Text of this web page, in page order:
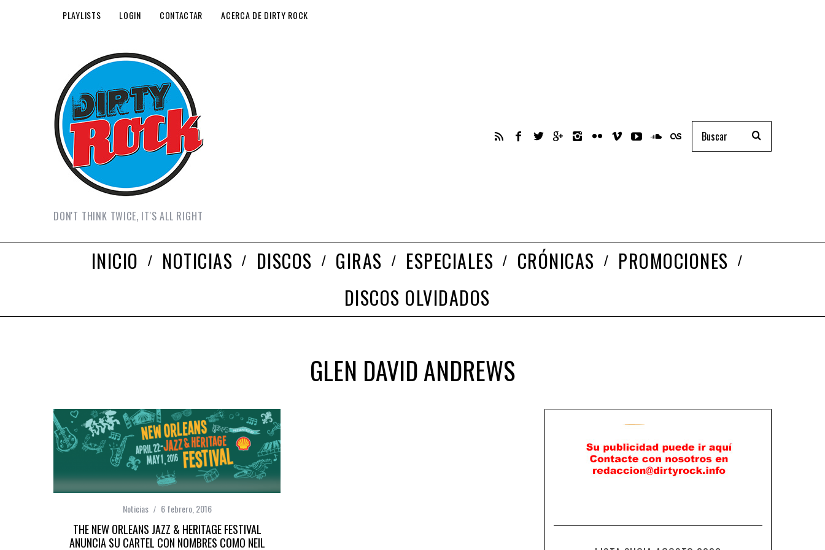
PLAYLISTS LOGIN CONTACTAR ACERCA DE DIRTY ROCK
DON'T THINK TWICE, IT'S ALL RIGHT
INICIO NOTICIAS DISCOS GIRAS ESPECIALES CRÓNICAS
PROMOCIONES
DISCOS OLVIDADOS
GLEN DAVID ANDREWS
Noticias 6 febrero, 2016
THE NEW ORLEANS JAZZ & HERITAGE FESTIVAL
ANUNCIA SU CARTEL CON NOMBRES COMO NEIL